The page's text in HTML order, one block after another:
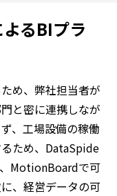
るBIプラ
め、弊社担当者が
と密に連携しなが
、工場設備の稼働
ため、DataSpide
MotionBoardで可
、経営データの可